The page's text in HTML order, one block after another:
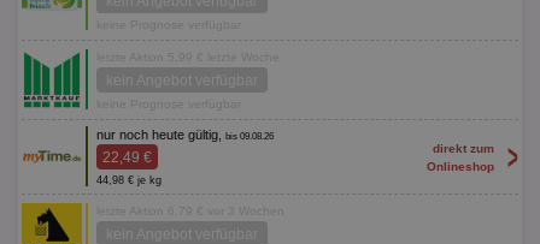
keine Prognose verfügbar
letzte Aktion 5,99 € letzte Woche
kein Angebot verfügbar
keine Prognose verfügbar
nur noch heute gültig, bis 09.08.26
22,49 €
44,98 € je kg
direkt zum
Onlineshop
>
letzte Aktion 6,79 € vor 3 Wochen
kein Angebot verfügbar